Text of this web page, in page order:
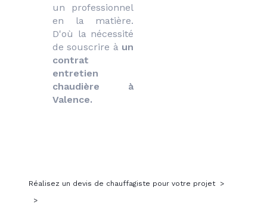
un professionnel
en la matière.
D'où la nécessité
de souscrire à un
contrat
entretien
chaudière à
Valence.
Réalisez un devis de chauffagiste pour votre projet
>
>